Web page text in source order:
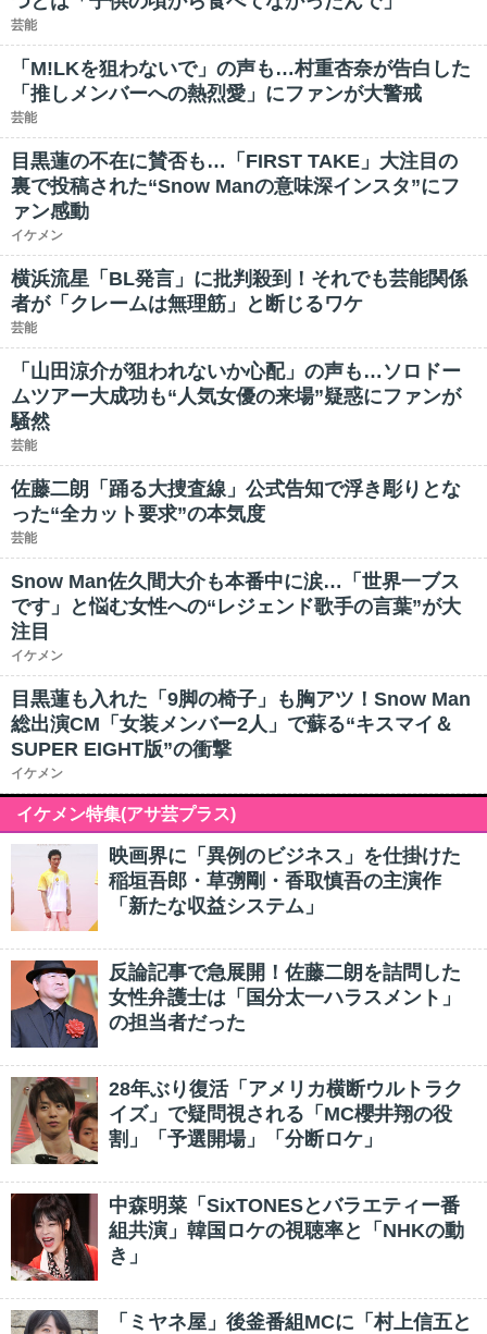
芸能
「M!LKを狙わないで」の声も…村重杏奈が告白した
「推しメンバーへの熱烈愛」にファンが大警戒
芸能
目黒蓮の不在に賛否も…「FIRST TAKE」大注目の
裏で投稿された“Snow Manの意味深インスタ”にフ
ァン感動
イケメン
横浜流星「BL発言」に批判殺到！それでも芸能関係
者が「クレームは無理筋」と断じるワケ
芸能
「山田涼介が狙われないか心配」の声も…ソロドー
ムツアー大成功も“人気女優の来場”疑惑にファンが
騒然
芸能
佐藤二朗「踊る大捜査線」公式告知で浮き彫りとな
った“全カット要求”の本気度
芸能
Snow Man佐久間大介も本番中に涙…「世界一ブス
です」と悩む女性への“レジェンド歌手の言葉”が大
注目
イケメン
目黒蓮も入れた「9脚の椅子」も胸アツ！Snow Man
総出演CM「女装メンバー2人」で蘇る“キスマイ＆
SUPER EIGHT版”の衝撃
イケメン
イケメン特集(アサ芸プラス)
映画界に「異例のビジネス」を仕掛けた
稲垣吾郎・草彅剛・香取慎吾の主演作
「新たな収益システム」
反論記事で急展開！佐藤二朗を詰問した
女性弁護士は「国分太一ハラスメント」
の担当者だった
28年ぶり復活「アメリカ横断ウルトラク
イズ」で疑問視される「MC櫻井翔の役
割」「予選開場」「分断ロケ」
中森明菜「SixTONESとバラエティー番
組共演」韓国ロケの視聴率と「NHKの動
き」
「ミヤネ屋」後釜番組MCに「村上信五と